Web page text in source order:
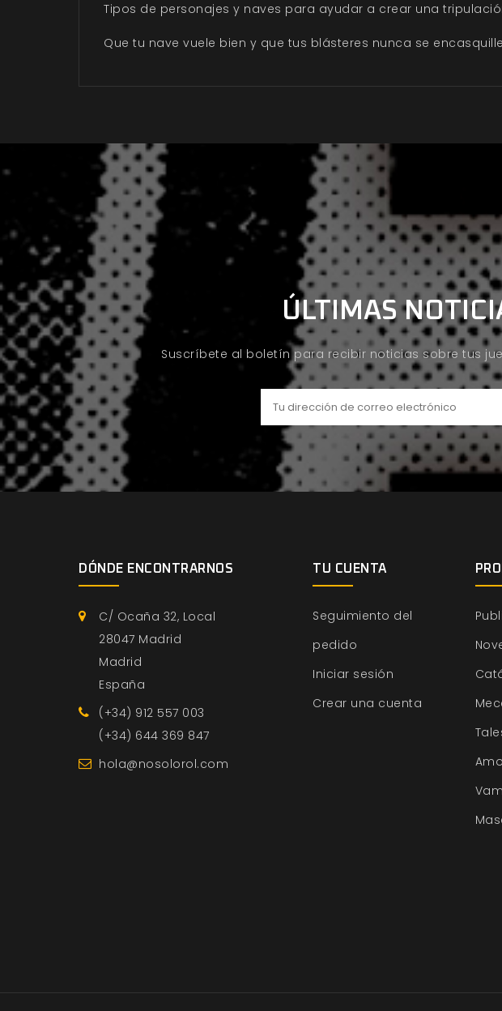
Tipos de personajes y naves para ayudar a crear una
Que tu nave vuele bien y que tus blásteres nunca se
ÚLTIMAS
Suscríbete al boletín para recibir noticias sobre tus
DÓNDE ENCONTRARNOS
C/ Ocaña 32, Local
28047 Madrid
Madrid
España
(+34) 912 557 003
(+34) 644 369 847
hola@nosolorol.com
TU CUENTA
Seguimiento del
pedido
Iniciar sesión
Crear una cuenta